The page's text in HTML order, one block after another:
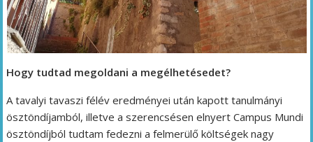
Hogy tudtad megoldani a megélhetésedet?
A tavalyi tavaszi félév eredményei után kapott tanulmányi
ösztöndíjamból, illetve a szerencsésen elnyert Campus Mundi
ösztöndíjból tudtam fedezni a felmerülő költségek nagy